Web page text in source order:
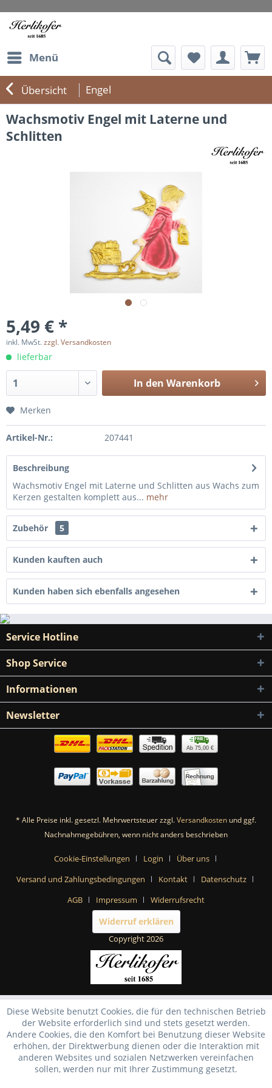
Menü
Übersicht Engel
Wachsmotiv Engel mit Laterne und
Schlitten
5,49 € *
inkl. MwSt.zzgl. Versandkosten
lieferbar
In den Warenkorb
Merken
Artikel-Nr.: 207441
Beschreibung
Wachsmotiv Engel mit Laterne und Schlitten aus Wachs zum
Kerzen gestalten komplett aus... mehr
Zubehör 5
Kunden kauften auch
Kunden haben sich ebenfalls angesehen
Service Hotline
Shop Service
Informationen
Newsletter
Ab 75,00 €
* Alle Preise inkl. gesetzl. Mehrwertsteuer zzgl.Versandkosten und ggf.
Nachnahmegebühren, wenn nicht anders beschrieben
Cookie-Einstellungen Login
Über uns
Versand und Zahlungsbedingungen
Kontakt
Datenschutz
AGB
Impressum Widerrufsrecht
Widerruf erklären
Copyright 2026
Diese Website benutzt Cookies, die für den technischen Betrieb
der Website erforderlich sind und stets gesetzt werden.
Andere Cookies, die den Komfort bei Benutzung dieser Website
erhöhen, der Direktwerbung dienen oder die Interaktion mit
anderen Websites und sozialen Netzwerken vereinfachen
sollen, werden nur mit Ihrer Zustimmung gesetzt.